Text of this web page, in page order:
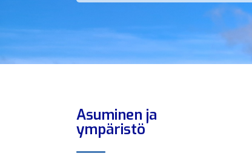
Asuminen ja
ympäristö